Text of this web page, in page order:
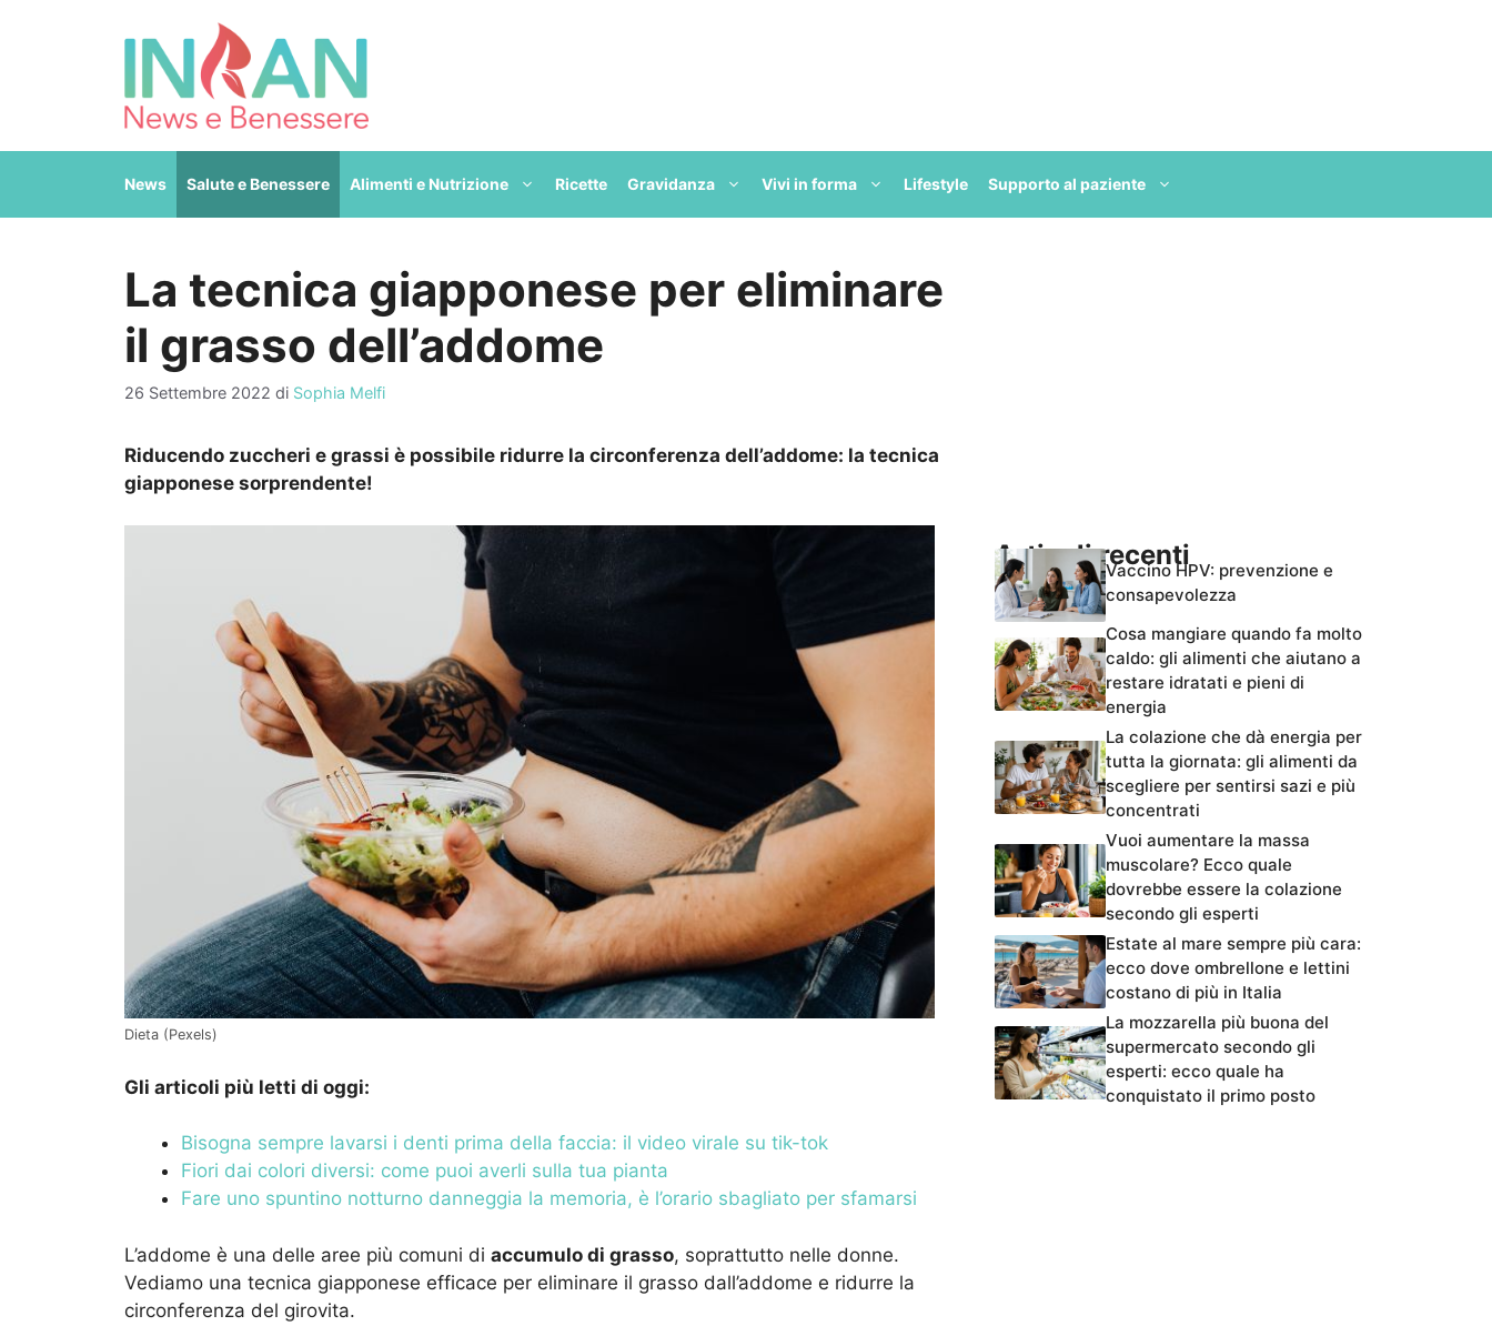
News Salute e Benessere Alimenti e Nutrizione Ricette Gravidanza Vivi in forma Lifestyle Supporto al paziente
La tecnica giapponese per eliminare
il grasso dell’addome
26 Settembre 2022 di Sophia Melfi
Riducendo zuccheri e grassi è possibile ridurre la circonferenza dell’addome: la tecnica
giapponese sorprendente!
Dieta (Pexels)
Gli articoli più letti di oggi:
Bisogna sempre lavarsi i denti prima della faccia: il video virale su tik-tok
Fiori dai colori diversi: come puoi averli sulla tua pianta
Fare uno spuntino notturno danneggia la memoria, è l’orario sbagliato per sfamarsi
L’addome è una delle aree più comuni di accumulo di grasso, soprattutto nelle donne.
Vediamo una tecnica giapponese efficace per eliminare il grasso dall’addome e ridurre la
circonferenza del girovita.
Articoli recentiVaccino HPV: prevenzione e
consapevolezza
Cosa mangiare quando fa molto
caldo: gli alimenti che aiutano a
restare idratati e pieni di
energia
La colazione che dà energia per
tutta la giornata: gli alimenti da
scegliere per sentirsi sazi e più
concentrati
Vuoi aumentare la massa
muscolare? Ecco quale
dovrebbe essere la colazione
secondo gli esperti
Estate al mare sempre più cara:
ecco dove ombrellone e lettini
costano di più in Italia
La mozzarella più buona del
supermercato secondo gli
esperti: ecco quale ha
conquistato il primo posto